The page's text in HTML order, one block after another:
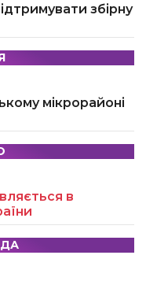
збірну
мікрорайоні
в